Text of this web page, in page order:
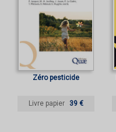
Zéro pesticide
Livre papier 39 €